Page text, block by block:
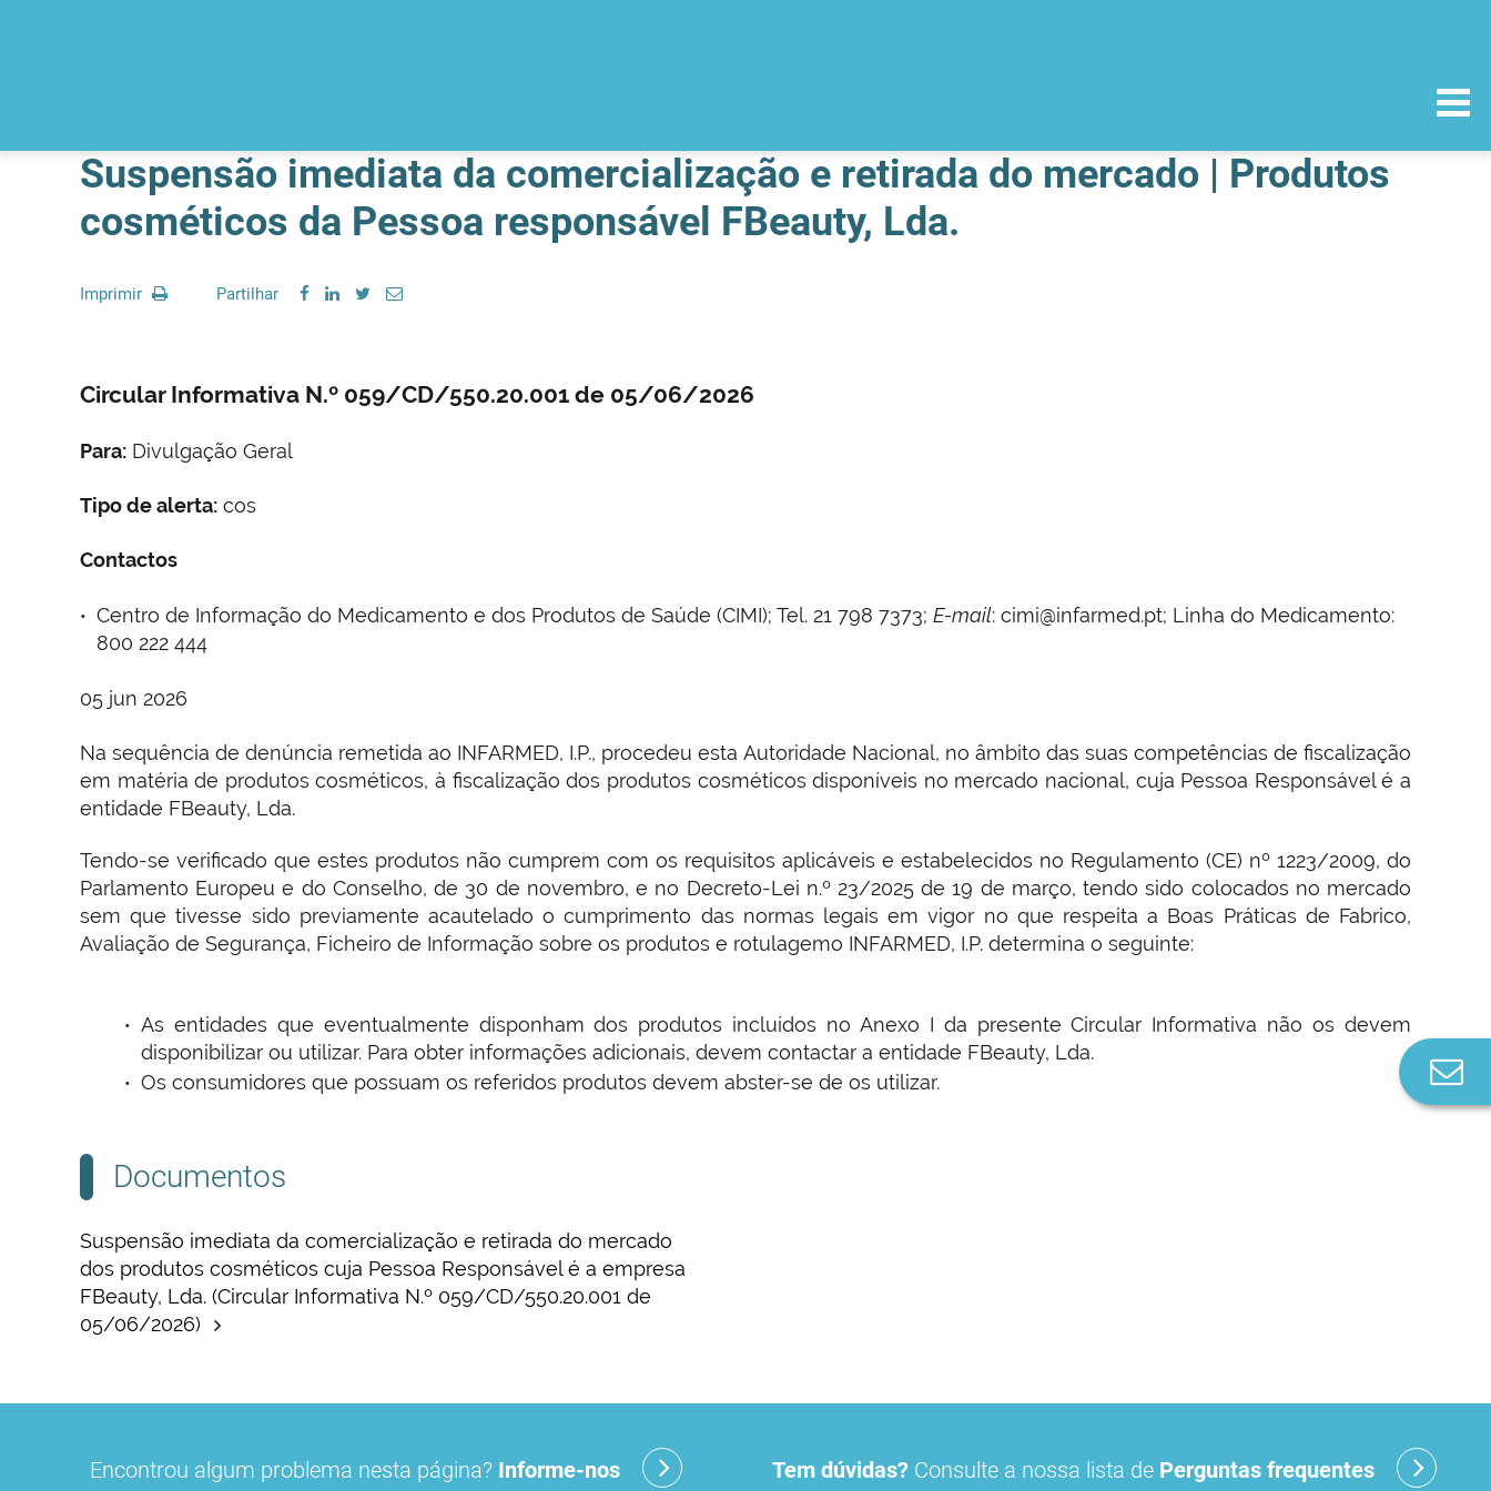
Suspensão imediata da comercialização e retirada do mercado | Produtos
cosméticos da Pessoa responsável FBeauty, Lda.
Imprimir Partilhar
Circular Informativa N.º 059/CD/550.20.001 de 05/06/2026
Para: Divulgação Geral
Tipo de alerta: cos
Contactos
Centro de Informação do Medicamento e dos Produtos de Saúde (CIMI); Tel. 21 798 7373; E-mail: cimi@infarmed.pt; Linha do Medicamento:
800 222 444
05 jun 2026
Na sequência de denúncia remetida ao INFARMED, I.P., procedeu esta Autoridade Nacional, no âmbito das suas competências de fiscalização
em matéria de produtos cosméticos, à fiscalização dos produtos cosméticos disponíveis no mercado nacional, cuja Pessoa Responsável é a
entidade FBeauty, Lda.
Tendo-se verificado que estes produtos não cumprem com os requisitos aplicáveis e estabelecidos no Regulamento (CE) nº 1223/2009, do
Parlamento Europeu e do Conselho, de 30 de novembro, e no Decreto-Lei n.º 23/2025 de 19 de março, tendo sido colocados no mercado
sem que tivesse sido previamente acautelado o cumprimento das normas legais em vigor no que respeita a Boas Práticas de Fabrico,
Avaliação de Segurança, Ficheiro de Informação sobre os produtos e rotulagemo INFARMED, I.P. determina o seguinte:
As entidades que eventualmente disponham dos produtos incluídos no Anexo I da presente Circular Informativa não os devem
disponibilizar ou utilizar. Para obter informações adicionais, devem contactar a entidade FBeauty, Lda.
Os consumidores que possuam os referidos produtos devem abster-se de os utilizar.
Documentos
Suspensão imediata da comercialização e retirada do mercado
dos produtos cosméticos cuja Pessoa Responsável é a empresa
FBeauty, Lda. (Circular Informativa N.º 059/CD/550.20.001 de
05/06/2026)
Encontrou algum problema nesta página? Informe-nos Tem dúvidas? Consulte a nossa lista de Perguntas frequentes